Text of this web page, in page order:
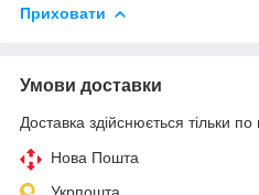
Приховати
Умови доставки
Доставка здійснюється тільки по
Нова Пошта
Укрпошта